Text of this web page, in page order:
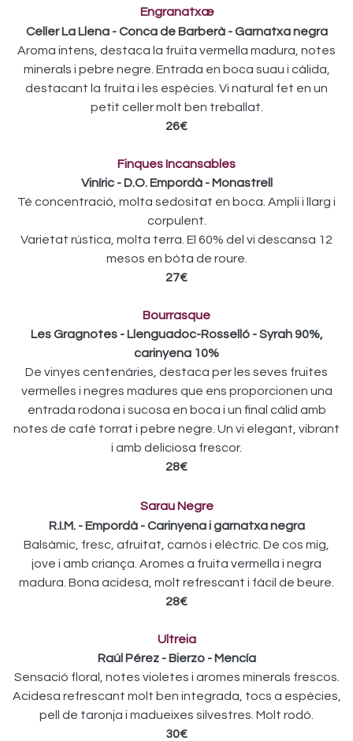
Engranatxæ
Celler La Llena - Conca de Barberà - Garnatxa negra
Aroma intens, destaca la fruita vermella madura, notes
minerals i pebre negre. Entrada en boca suau i càlida,
destacant la fruita i les espècies. Vi natural fet en un
petit celler molt ben treballat.
26€
Finques Incansables
Viníric - D.O. Empordà - Monastrell
Té concentració, molta sedositat en boca. Ampli i llarg i
corpulent.
Varietat rústica, molta terra. El 60% del vi descansa 12
mesos en bóta de roure.
27€
Bourrasque
Les Gragnotes - Llenguadoc-Rosselló - Syrah 90%,
carinyena 10%
De vinyes centenàries, destaca per les seves fruites
vermelles i negres madures que ens proporcionen una
entrada rodona i sucosa en boca i un final càlid amb
notes de cafè torrat i pebre negre. Un vi elegant, vibrant
i amb deliciosa frescor.
28€
Sarau Negre
R.I.M. - Empordà - Carinyena i garnatxa negra
Balsàmic, fresc, afruitat, carnós i elèctric. De cos mig,
jove i amb criança. Aromes a fruita vermella i negra
madura. Bona acidesa, molt refrescant i fàcil de beure.
28€
Ultreia
Raúl Pérez - Bierzo - Mencía
Sensació floral, notes violetes i aromes minerals frescos.
Acidesa refrescant molt ben integrada, tocs a espècies,
pell de taronja i madueixes silvestres. Molt rodó.
30€